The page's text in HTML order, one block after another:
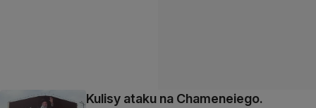
Kulisy ataku na Chameneiego.